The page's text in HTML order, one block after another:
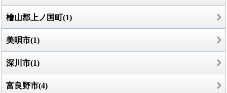
檜山郡上ノ国町(1)
美唄市(1)
深川市(1)
富良野市(4)